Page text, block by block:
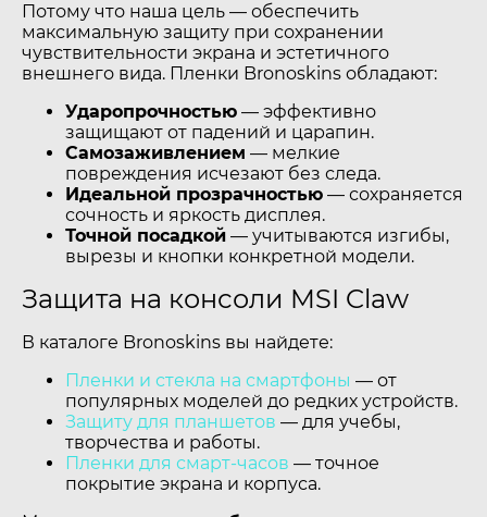
Потому что наша цель — обеспечить
максимальную защиту при сохранении
чувствительности экрана и эстетичного
внешнего вида. Пленки Bronoskins обладают:
Ударопрочностью — эффективно
защищают от падений и царапин.
Самозаживлением — мелкие
повреждения исчезают без следа.
Идеальной прозрачностью — сохраняется
сочность и яркость дисплея.
Точной посадкой — учитываются изгибы,
вырезы и кнопки конкретной модели.
Защита на консоли MSI Claw
В каталоге Bronoskins вы найдете:
Пленки и стекла на смартфоны — от
популярных моделей до редких устройств.
Защиту для планшетов — для учебы,
творчества и работы.
Пленки для смарт-часов — точное
покрытие экрана и корпуса.